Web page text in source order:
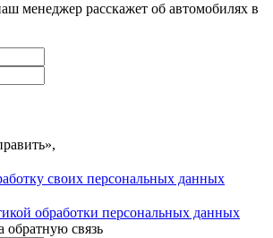
менеджер расскажет об автомобилях в
своих персональных данных
обработки персональных данных
обратную связь